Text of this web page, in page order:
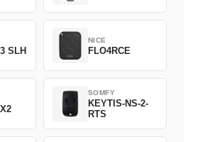
SLH
NICE
FLO4RCE
SOMFY
KEYTIS-NS-2-
RTS